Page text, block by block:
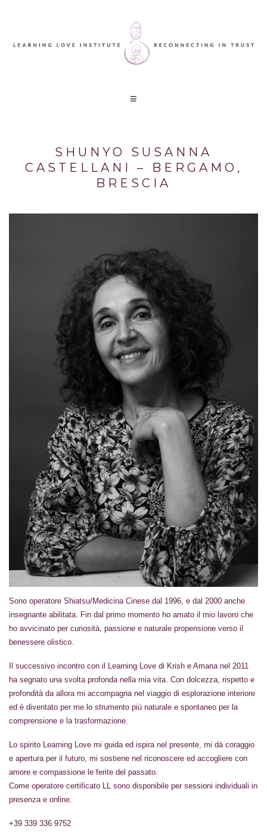
SHUNYO SUSANNA
CASTELLANI – BERGAMO,
BRESCIA
Sono operatore Shiatsu/Medicina Cinese dal 1996, e dal 2000 anche
insegnante abilitata. Fin dal primo momento ho amato il mio lavoro che
ho avvicinato per curiosità, passione e naturale propensione verso il
benessere olistico.
Il successivo incontro con il Learning Love di Krish e Amana nel 2011
ha segnato una svolta profonda nella mia vita. Con dolcezza, rispetto e
profondità da allora mi accompagna nel viaggio di esplorazione interiore
ed è diventato per me lo strumento più naturale e spontaneo per la
comprensione e la trasformazione.
Lo spirito Learning Love mi guida ed ispira nel presente, mi dà coraggio
e apertura per il futuro, mi sostiene nel riconoscere ed accogliere con
amore e compassione le ferite del passato.
Come operatore certificato LL sono disponibile per sessioni individuali in
presenza e online.
+39 339 336 9752